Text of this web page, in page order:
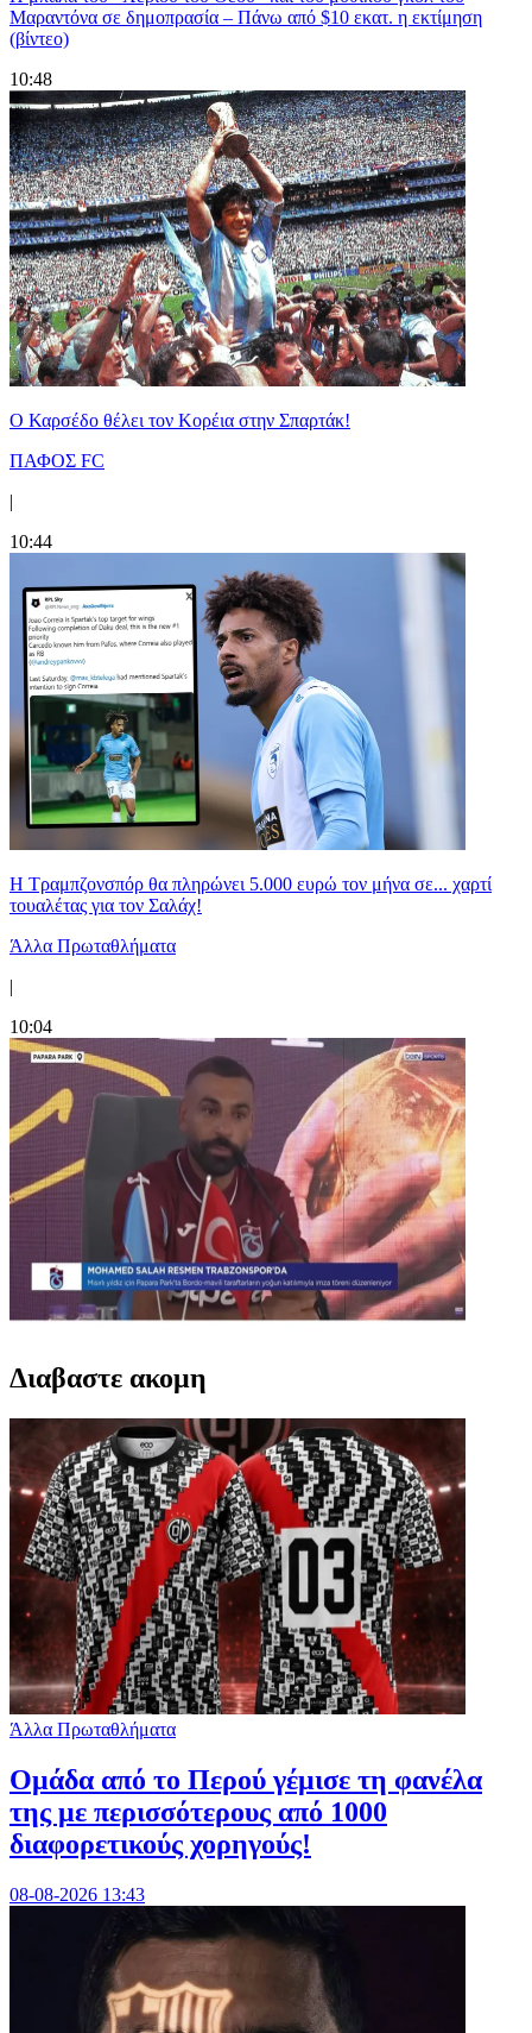
Μαραντόνα σε δημοπρασία – Πάνω από $10 εκατ. η εκτίμηση
(βίντεο)
10:48
Ο Καρσέδο θέλει τον Κορέια στην Σπαρτάκ!
ΠΑΦΟΣ FC
|
10:44
Η Τραμπζονσπόρ θα πληρώνει 5.000 ευρώ τον μήνα σε... χαρτί
τουαλέτας για τον Σαλάχ!
Άλλα Πρωταθλήματα
|
10:04
Διαβαστε ακομη
Άλλα Πρωταθλήματα
Ομάδα από το Περού γέμισε τη φανέλα
της με περισσότερους από 1000
διαφορετικούς χορηγούς!
08-08-2026 13:43